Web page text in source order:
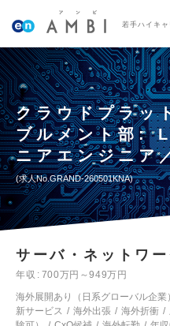
若手ハイキ
クラウドプラッ
ブルメント部:
ニアエンジニア
求人No.GRAND-260501KNA
サーバ・ネットワ
年収
700万円～949万円
海外展開あり（日系グローバル企業）
新サービス
海外出張 海外折衝